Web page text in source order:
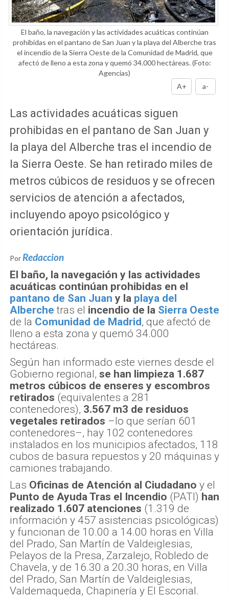
El baño, la navegación y las actividades acuáticas continúan
prohibidas en el pantano de San Juan y la playa del Alberche tras
el incendio de la Sierra Oeste de la Comunidad de Madrid, que
afectó de lleno a esta zona y quemó 34.000 hectáreas.(Foto:
Agencias)
A+
a-
Las actividades acuáticas siguen
prohibidas en el pantano de San Juan y
la playa del Alberche tras el incendio de
la Sierra Oeste. Se han retirado miles de
metros cúbicos de residuos y se ofrecen
servicios de atención a afectados,
incluyendo apoyo psicológico y
orientación jurídica.
Por Redaccion
El baño, la navegación y las actividades
acuáticas continúan prohibidas en el
pantano de San Juan y la playa del
Alberche tras el incendio de la Sierra Oeste
de la Comunidad de Madrid, que afectó de
lleno a esta zona y quemó 34.000
hectáreas.
Según han informado este viernes desde el
Gobierno regional, se han limpieza 1.687
metros cúbicos de enseres y escombros
retirados (equivalentes a 281
contenedores), 3.567 m3 de residuos
vegetales retirados –lo que serían 601
contenedores–, hay 102 contenedores
instalados en los municipios afectados, 118
cubos de basura repuestos y 20 máquinas y
camiones trabajando.
Las Oficinas de Atención al Ciudadano y el
Punto de Ayuda Tras el Incendio (PATI) han
realizado 1.607 atenciones (1.319 de
información y 457 asistencias psicológicas)
y funcionan de 10.00 a 14.00 horas en Villa
del Prado, San Martín de Valdeiglesias,
Pelayos de la Presa, Zarzalejo, Robledo de
Chavela, y de 16.30 a 20.30 horas, en Villa
del Prado, San Martín de Valdeiglesias,
Valdemaqueda, Chapinería y El Escorial.